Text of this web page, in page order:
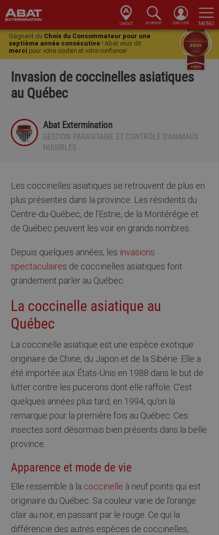
Skip
primary
Skip
main
Skip
primary
Skip
footer
Gagnant du Choix du Consommateur pour une
septième année consécutive ! Abat vous dit
merci pour votre soutien et votre confiance!
Invasion de coccinelles asiatiques
au Québec
Abat Extermination
GESTION PARASITAIRE ET CONTRÔLE D'ANIMAUX
NUISIBLES
Les coccinelles asiatiques se retrouvent de plus en
plus présentes dans la province. Les résidents du
Centre-du-Québec, de l’Estrie, de la Montérégie et
de Québec peuvent les voir en grands nombres.
Depuis quelques années, les invasions
spectaculaires de coccinelles asiatiques font
grandement parler au Québec.
La coccinelle asiatique au
Québec
La coccinelle asiatique est une espèce exotique
originaire de Chine, du Japon et de la Sibérie. Elle a
été importée aux États-Unis en 1988 dans le but de
lutter contre les pucerons dont elle raffole. C’est
quelques années plus tard, en 1994, qu’on la
remarque pour la première fois au Québec. Ces
insectes sont désormais bien présents dans la belle
province.
Apparence et mode de vie
Elle ressemble à la coccinelle à neuf points qui est
originaire du Québec. Sa couleur varie de l’orange
clair au noir, en passant par le rouge. Ce qui la
différencie des autres espèces de coccinelles,